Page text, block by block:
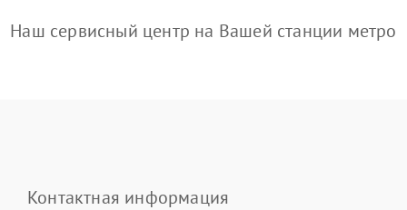
Наш сервисный центр на Вашей станции метро
Контактная информация